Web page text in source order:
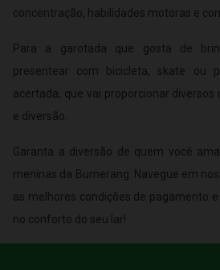
concentração, habilidades motoras e
Para a garotada que gosta de
presentear com bicicleta, skate ou
acertada, que vai proporcionar
e diversão.
Garanta a diversão de quem você
meninas da Bumerang. Navegue em
as melhores condições de pagamento
no conforto do seu lar!